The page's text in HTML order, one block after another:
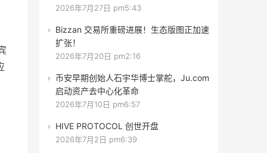
2026年7月27日 pm5:43
Bizzan 交易所重磅进展！生态版图正加速
扩张！
2026年7月20日 pm2:16
币安早期创始人石宇华博士掌舵，Ju.com
启动资产去中心化革命
2026年7月10日 pm6:57
HIVE PROTOCOL 创世开盘
2026年7月2日 pm6:39